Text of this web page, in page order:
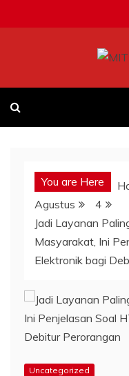
to
You are Here
Agustus
4
Jadi Layanan
Masyarakat, Ini
Elektronik bagi
Uncategorized